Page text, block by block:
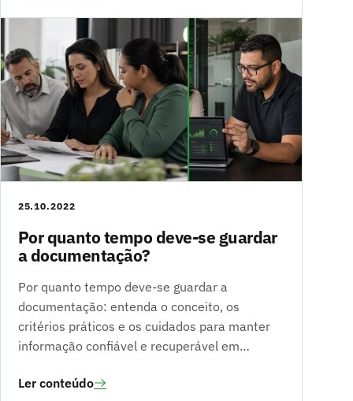
25.10.2022
Por quanto tempo deve-se guardar
a documentação?
Por quanto tempo deve-se guardar a
documentação: entenda o conceito, os
critérios práticos e os cuidados para manter
informação confiável e recuperável em…
Ler conteúdo